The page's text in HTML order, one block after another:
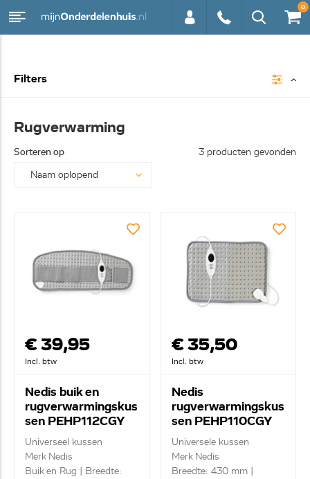
0
Filters
Rugverwarming
Sorteren op 3 producten gevonden
€ 39,95
Incl. btw
Nedis buik en
rugverwarmingskus
sen PEHP112CGY
Universeel kussen
Merk Nedis
Buik en Rug | Breedte:
€ 35,50
Incl. btw
Nedis
rugverwarmingskus
sen PEHP110CGY
Universele kussen
Merk Nedis
Breedte: 430 mm |